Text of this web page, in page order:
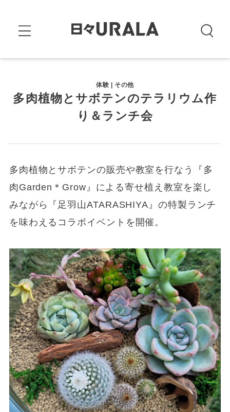
体験 | その他
多肉植物とサボテンのテラリウム作
り＆ランチ会
多肉植物とサボテンの販売や教室を行なう『多
肉Garden＊Grow』による寄せ植え教室を楽し
みながら『足羽山ATARASHIYA』の特製ランチ
を味わえるコラボイベントを開催。